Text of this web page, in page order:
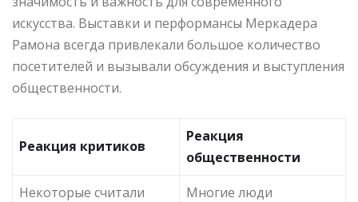
искусства. Выставки и перформансы Меркадера
Рамона всегда привлекали большое количество
посетителей и вызывали обсуждения и выступления
общественности.
Реакция критиков
Реакция
общественности
Некоторые считали
Многие люди